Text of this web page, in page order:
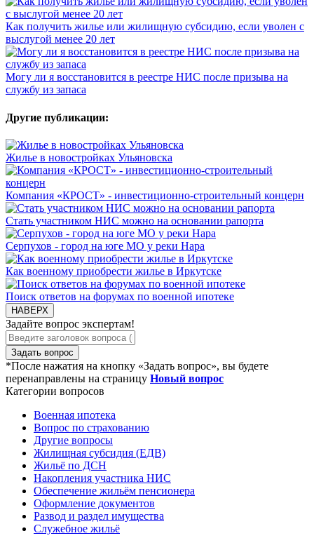
Как получить жилье или жилищную субсидию, если уволен с
выслугой менее 20 лет
Могу ли я восстановится в реестре НИС после призыва на
службу из запаса
Другие публикации:
Жилье в новостройках Ульяновска
Компания «КРОСТ» - инвестиционно-строительный концерн
Стать участником НИС можно на основании рапорта
Серпухов - город на юге МО у реки Нара
Как военному приобрести жилье в Иркутске
Поиск ответов на форумах по военной ипотеке
НАВЕРХ
Задайте вопрос экспертам!
Задать вопрос
*После нажатия на кнопку «Задать вопрос», вы будете
перенаправлены на страницу Новый вопрос
Категории вопросов
Военная ипотека
Вопрос по страхованию
Другие вопросы
Жилищная субсидия (ЕДВ)
Жильё по ДСН
Накопления участника НИС
Обеспечение жильём пенсионера
Оформление документов
Развод и раздел имущества
Служебное жильё